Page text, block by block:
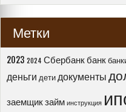
и
рекомендации
заемщиков”
Метки
2023 2024 Сбербанкбанк
деньги детидокументы
заемщикзайм инструкция